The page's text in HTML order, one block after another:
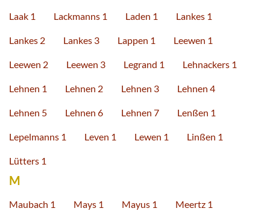
Laak 1 Lackmanns 1 Laden 1 Lankes 1
Lankes 2 Lankes 3 Lappen 1 Leewen 1
Leewen 2 Leewen 3 Legrand 1 Lehnackers 1
Lehnen 1 Lehnen 2 Lehnen 3 Lehnen 4
Lehnen 5 Lehnen 6 Lehnen 7 Lenßen 1
Lepelmanns 1 Leven 1 Lewen 1 Linßen 1
Lütters 1
M
Maubach 1 Mays 1 Mayus 1 Meertz 1